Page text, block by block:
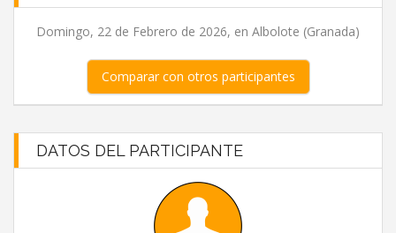
Domingo, 22 de Febrero de 2026, en Albolote (Granada)
Comparar con otros participantes
DATOS DEL PARTICIPANTE